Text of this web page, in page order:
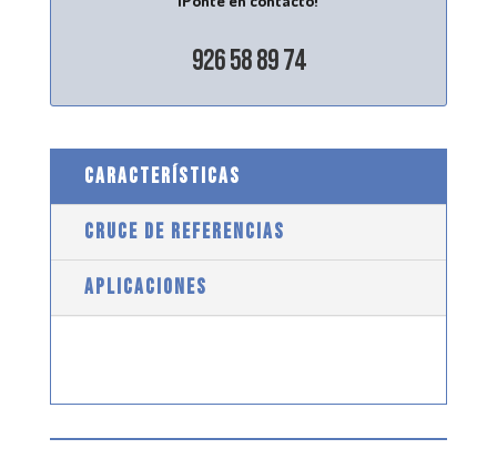
926 58 89 74
CARACTERÍSTICAS
CRUCE DE REFERENCIAS
APLICACIONES